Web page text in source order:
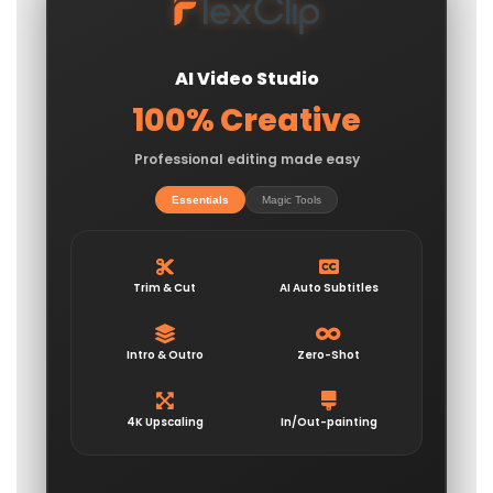
người có tài thường có những tật xấu.
Ngựa quen đường cũ : Chứng nào tật ấy.
những người giống nhau thường tập
hợp lại với nhau, tìm đến nhau. Thành
nhiều hơn khi chỉ những người tà kiến
hay chơi với nhau, tâng bốc nhau,
tương tự như "
xưa dùng để nói về một người lính đã